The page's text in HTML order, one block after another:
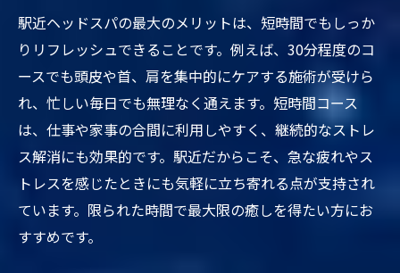
駅近ヘッドスパの最大のメリットは、短時間でもしっか
りリフレッシュできることです。例えば、30分程度のコ
ースでも頭皮や首、肩を集中的にケアする施術が受けら
れ、忙しい毎日でも無理なく通えます。短時間コース
は、仕事や家事の合間に利用しやすく、継続的なストレ
ス解消にも効果的です。駅近だからこそ、急な疲れやス
トレスを感じたときにも気軽に立ち寄れる点が支持され
ています。限られた時間で最大限の癒しを得たい方にお
すすめです。